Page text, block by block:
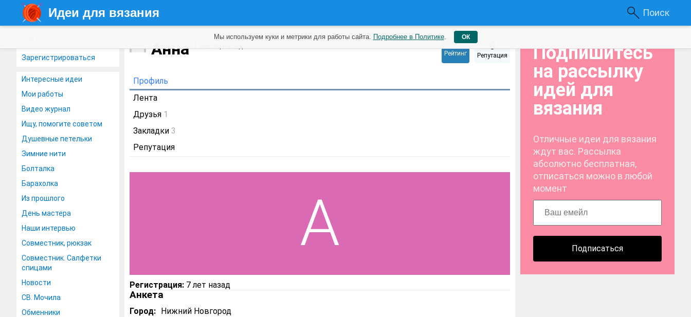
Идеи для вязания Поиск
Зарегистрироваться
Интересные идеи
Мои работы
Видео журнал
Ищу, помогите советом
Душевные петельки
Зимние нити
Болталка
Барахолка
Из прошлого
День мастера
Наши интервью
Совместник, рюкзак
Совместник. Салфетки
спицами
Новости
СВ. Мочила
Обменники
Анна 0
Рейтинг
0
Репутация
Профиль
Лента
Друзья 1
Закладки 3
Репутация
Регистрация: 7 лет назад
Анкета
Город: Нижний Новгород
Подпишитесь
на рассылку
идей для
вязания
Отличные идеи для вязания
ждут вас. Рассылка
абсолютно бесплатная,
отписаться можно в любой
момент
Подписаться
Мы используем куки и метрики для работы сайта. Подробнее в Политике. ОК